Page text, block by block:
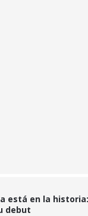
está en la historia:
debut